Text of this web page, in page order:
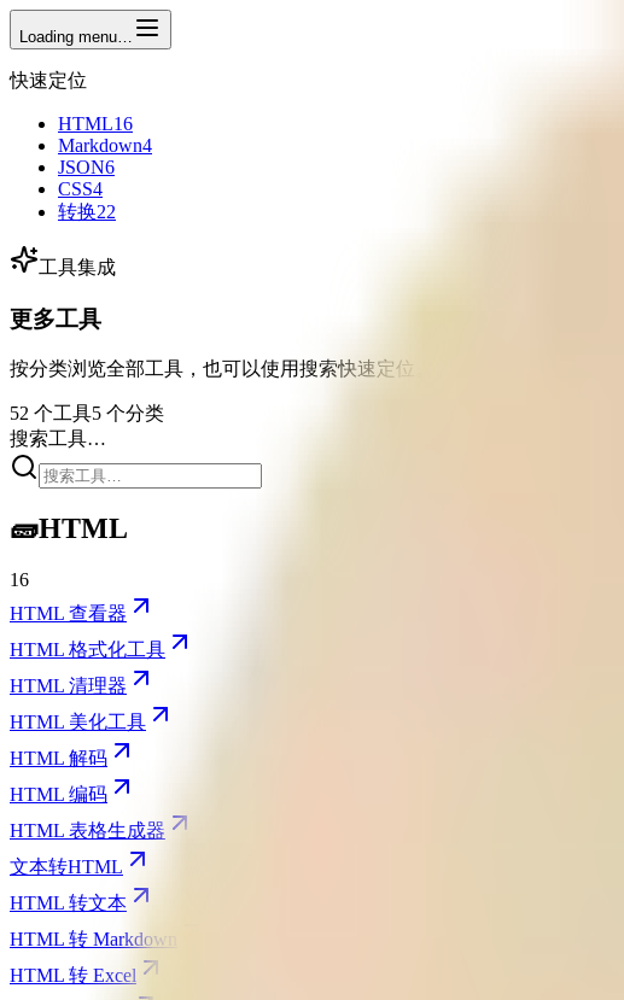
Loading menu…
快速定位
HTML16
Markdown4
JSON6
CSS4
转换22
工具集成
更多工具
按分类浏览全部工具，也可以使用搜索快速定位。
52 个工具5 个分类
搜索工具…
🧱HTML
16
HTML 查看器
HTML 格式化工具
HTML 清理器
HTML 美化工具
HTML 解码
HTML 编码
HTML 表格生成器
文本转HTML
HTML 转文本
HTML 转 Markdown
HTML 转 Excel